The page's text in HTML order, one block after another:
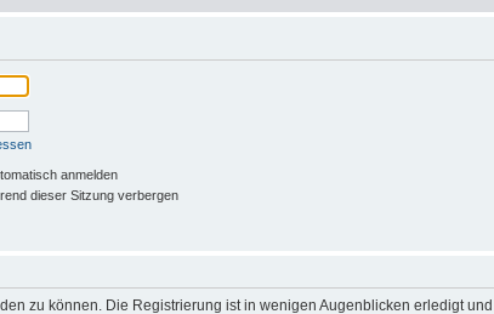
anmelden
dieser Sitzung verbergen
zu können. Die Registrierung ist in wenigen Augenblicken erledigt